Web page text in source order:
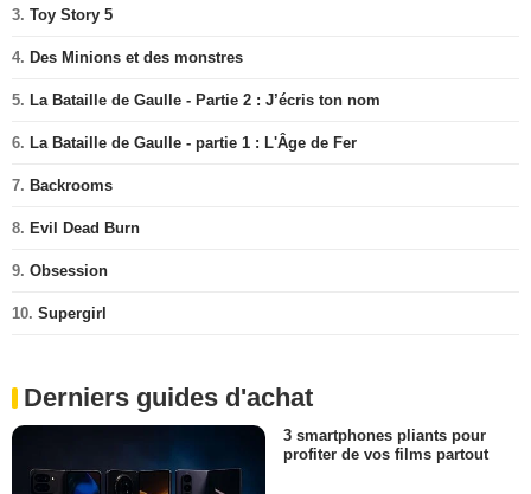
3. Toy Story 5
4. Des Minions et des monstres
5. La Bataille de Gaulle - Partie 2 : J’écris ton nom
6. La Bataille de Gaulle - partie 1 : L'Âge de Fer
7. Backrooms
8. Evil Dead Burn
9. Obsession
10. Supergirl
Derniers guides d'achat
3 smartphones pliants pour
profiter de vos films partout